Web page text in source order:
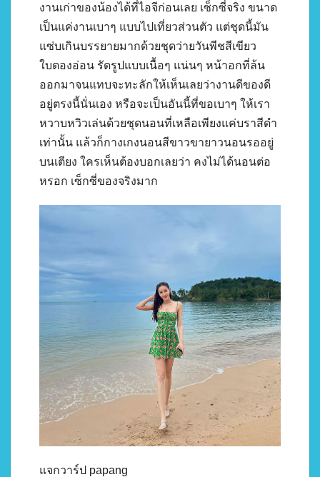
งานเก่าของน้องได้ที่ไอจีก่อนเลย เซ็กซี่จริง ขนาด
เป็นแค่งานเบาๆ แบบไปเที่ยวส่วนตัว แต่ชุดนี้มัน
แซ่บเกินบรรยายมากด้วยชุดว่ายวันพีชสีเขียว
ใบตองอ่อน รัดรูปแบบเนื้อๆ แน่นๆ หน้าอกที่ล้น
ออกมาจนแทบจะทะลักให้เห็นเลยว่างานดีของดี
อยู่ตรงนี้นั่นเอง หรือจะเป็นอันนี้ที่ขอเบาๆ ให้เรา
หวาบหวิวเล่นด้วยชุดนอนที่เหลือเพียงแค่บราสีดำ
เท่านั้น แล้วก็กางเกงนอนสีขาวขายาวนอนรออยู่
บนเตียง ใครเห็นต้องบอกเลยว่า คงไม่ได้นอนต่อ
หรอก เซ็กซี่ของจริงมาก
แจกวาร์ป papang